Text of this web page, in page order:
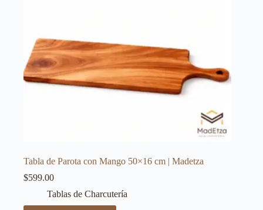
Tabla de Parota con Mango 50×16 cm | Madetza
$599.00
Tablas de Charcutería